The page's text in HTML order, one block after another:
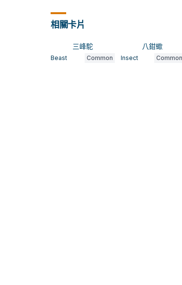
相關卡片
三峰駝
Beast Common
八鉗蠍
Insect Common